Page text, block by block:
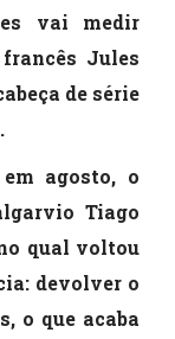
vai medir
Jules
de série
agosto, o
Tiago
qual voltou
devolver o
o que acaba